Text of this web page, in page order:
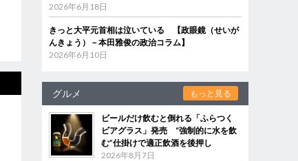
2026年6月18日
きっと大平元首相は泣いている 【政眼鏡（せいが
んきょう）－本田雅俊の政治コラム】
2026年6月10日
グルメ もっと見る
ビールだけ飲むと倒れる「ふらつく
ビアグラス」発売 “強制的に水を飲
む”仕掛けで適正飲酒を後押し
2026年8月7日